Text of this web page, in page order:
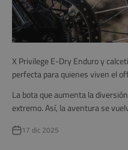
X Privilege E-Dry Enduro y
perfecta para quienes viven el
La bota que aumenta la
extremo. Así, la aventura se
17 dic 2025